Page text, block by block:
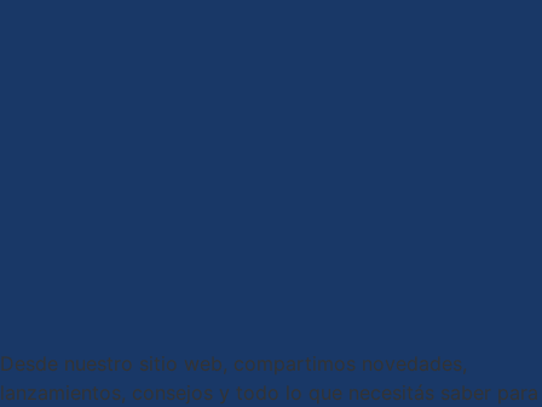
Desde nuestro sitio web, compartimos novedades,
lanzamientos, consejos y todo lo que necesitás saber para